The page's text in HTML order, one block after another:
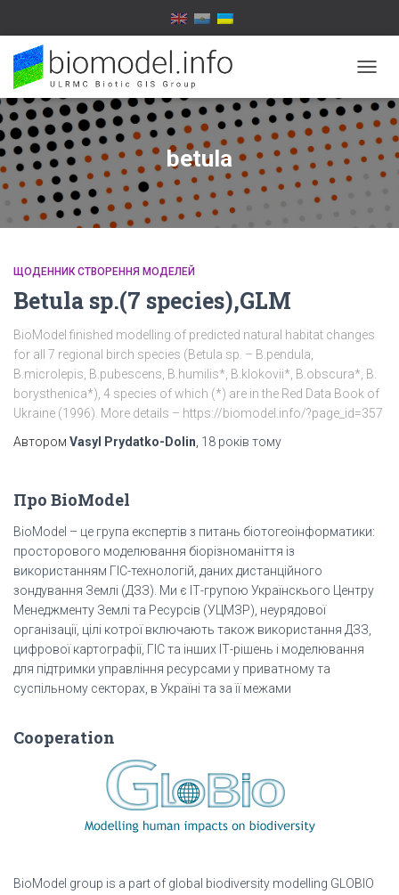
betula
ЩОДЕННИК СТВОРЕННЯ МОДЕЛЕЙ
Betula sp.(7 species),GLM
BioModel finished modelling of predicted natural habitat changes
for all 7 regional birch species (Betula sp. – B.pendula,
B.microlepis, B.pubescens, B.humilis*, B.klokovii*, B.obscura*, B.
borysthenica*), 4 species of which (*) are in the Red Data Book of
Ukraine (1996). More details – https://biomodel.info/?page_id=357
Автором Vasyl Prydatko-Dolin 18 років тому
Про BioModel
BioModel – це група експертів з питань біотогеоінформатики:
просторового моделювання біорізноманіття із
використанням ГІС-технологій, даних дистанційного
зондування Землі (ДЗЗ). Ми є ІТ-групою Українскього Центру
Менеджменту Землі та Ресурсів (УЦМЗР), неурядової
організації, цілі котрої включають також використання ДЗЗ,
цифрової картографії, ГІС та інших ІТ-рішень і моделювання
для підтримки управління ресурсами у приватному та
суспільному секторах, в Україні та за її межами
Cooperation
BioModel group is a part of global biodiversity modelling GLOBIO